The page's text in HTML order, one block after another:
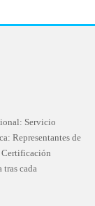
Servicio
Representantes de
Certificación
tras cada